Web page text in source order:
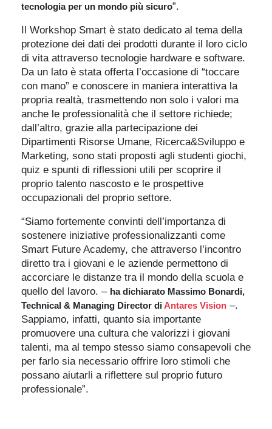
tecnologia per un mondo più sicuro”.
Il Workshop Smart è stato dedicato al tema della
protezione dei dati dei prodotti durante il loro ciclo
di vita attraverso tecnologie hardware e software.
Da un lato è stata offerta l’occasione di “toccare
con mano” e conoscere in maniera interattiva la
propria realtà, trasmettendo non solo i valori ma
anche le professionalità che il settore richiede;
dall’altro, grazie alla partecipazione dei
Dipartimenti Risorse Umane, Ricerca&Sviluppo e
Marketing, sono stati proposti agli studenti giochi,
quiz e spunti di riflessioni utili per scoprire il
proprio talento nascosto e le prospettive
occupazionali del proprio settore.
“Siamo fortemente convinti dell’importanza di
sostenere iniziative professionalizzanti come
Smart Future Academy, che attraverso l’incontro
diretto tra i giovani e le aziende permettono di
accorciare le distanze tra il mondo della scuola e
quello del lavoro. – ha dichiarato Massimo Bonardi,
Technical & Managing Director diAntares Vision –.
Sappiamo, infatti, quanto sia importante
promuovere una cultura che valorizzi i giovani
talenti, ma al tempo stesso siamo consapevoli che
per farlo sia necessario offrire loro stimoli che
possano aiutarli a riflettere sul proprio futuro
professionale”.